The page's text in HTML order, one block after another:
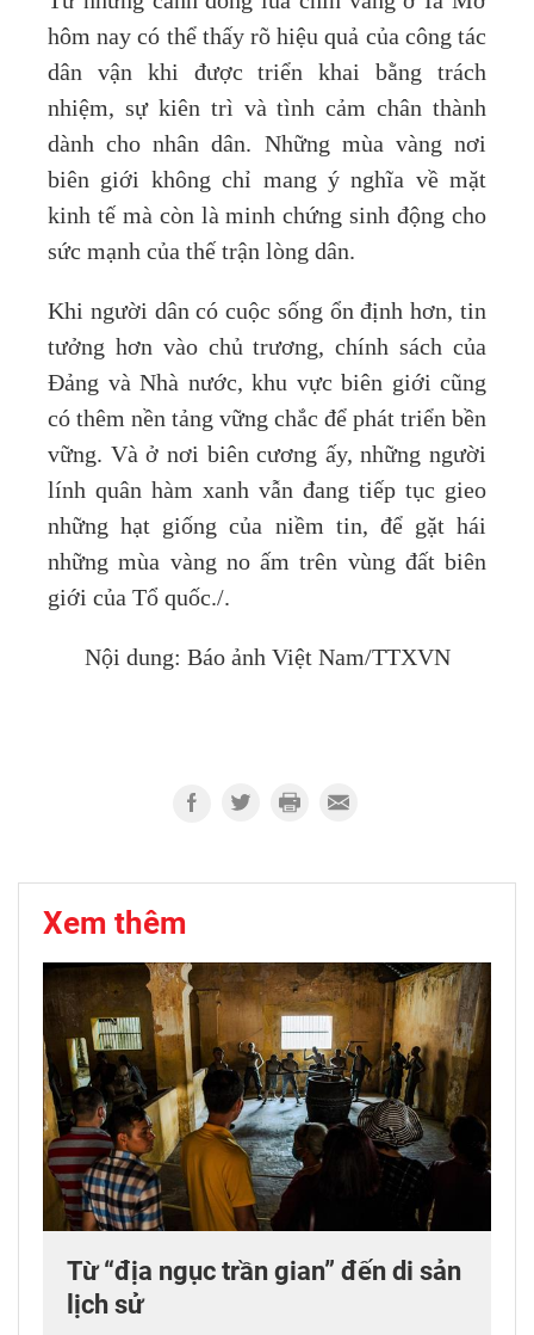
hôm nay có thể thấy rõ hiệu quả của công tác
dân vận khi được triển khai bằng trách
nhiệm, sự kiên trì và tình cảm chân thành
dành cho nhân dân. Những mùa vàng nơi
biên giới không chỉ mang ý nghĩa về mặt
kinh tế mà còn là minh chứng sinh động cho
sức mạnh của thế trận lòng dân.
Khi người dân có cuộc sống ổn định hơn, tin
tưởng hơn vào chủ trương, chính sách của
Đảng và Nhà nước, khu vực biên giới cũng
có thêm nền tảng vững chắc để phát triển bền
vững. Và ở nơi biên cương ấy, những người
lính quân hàm xanh vẫn đang tiếp tục gieo
những hạt giống của niềm tin, để gặt hái
những mùa vàng no ấm trên vùng đất biên
giới của Tổ quốc./.
Nội dung: Báo ảnh Việt Nam/TTXVN
Xem thêm
Từ “địa ngục trần gian” đến di sản
lịch sử